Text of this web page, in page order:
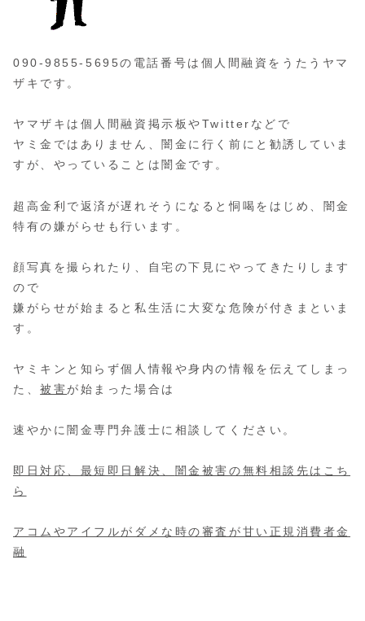
090-9855-5695の電話番号は個人間融資をうたうヤマ
ザキです。
ヤマザキは個人間融資掲示板やTwitterなどで
ヤミ金ではありません、闇金に行く前にと勧誘していま
すが、やっていることは闇金です。
超高金利で返済が遅れそうになると恫喝をはじめ、闇金
特有の嫌がらせも行います。
顔写真を撮られたり、自宅の下見にやってきたりします
ので
嫌がらせが始まると私生活に大変な危険が付きまといま
す。
ヤミキンと知らず個人情報や身内の情報を伝えてしまっ
た、被害が始まった場合は
速やかに闇金専門弁護士に相談してください。
即日対応、最短即日解決、 闇金被害の無料相談先はこち
ら
アコムやアイフルがダメな時の審査が甘い正規消費者金
融